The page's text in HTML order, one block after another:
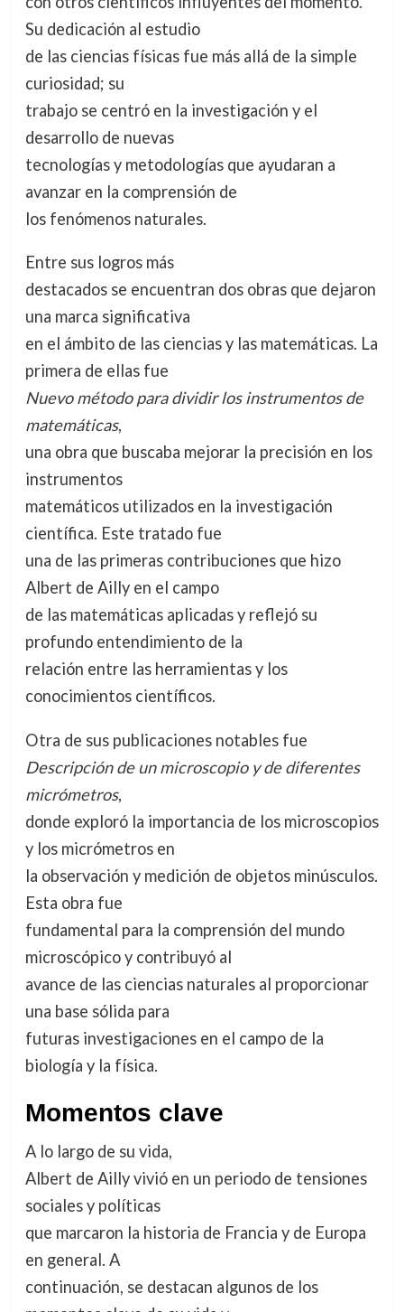
Su dedicación al estudio
de las ciencias físicas fue más allá de la simple
curiosidad; su
trabajo se centró en la investigación y el
desarrollo de nuevas
tecnologías y metodologías que ayudaran a
avanzar en la comprensión de
los fenómenos naturales.
Entre sus logros más
destacados se encuentran dos obras que dejaron
una marca significativa
en el ámbito de las ciencias y las matemáticas. La
primera de ellas fue
Nuevo método para dividir los instrumentos de
matemáticas,
una obra que buscaba mejorar la precisión en los
instrumentos
matemáticos utilizados en la investigación
científica. Este tratado fue
una de las primeras contribuciones que hizo
Albert de Ailly en el campo
de las matemáticas aplicadas y reflejó su
profundo entendimiento de la
relación entre las herramientas y los
conocimientos científicos.
Otra de sus publicaciones notables fue
Descripción de un microscopio y de diferentes
micrómetros,
donde exploró la importancia de los microscopios
y los micrómetros en
la observación y medición de objetos minúsculos.
Esta obra fue
fundamental para la comprensión del mundo
microscópico y contribuyó al
avance de las ciencias naturales al proporcionar
una base sólida para
futuras investigaciones en el campo de la
biología y la física.
Momentos clave
A lo largo de su vida,
Albert de Ailly vivió en un periodo de tensiones
sociales y políticas
que marcaron la historia de Francia y de Europa
en general. A
continuación, se destacan algunos de los